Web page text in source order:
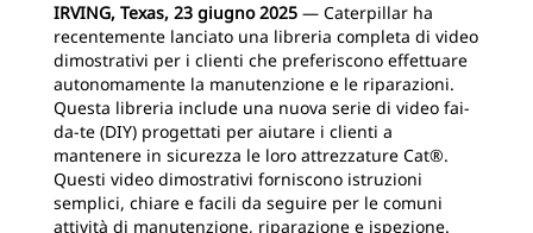
IRVING, Texas, 23 giugno 2025 ― Caterpillar ha
recentemente lanciato una libreria completa di video
dimostrativi per i clienti che preferiscono effettuare
autonomamente la manutenzione e le riparazioni.
Questa libreria include una nuova serie di video fai-
da-te (DIY) progettati per aiutare i clienti a
mantenere in sicurezza le loro attrezzature Cat®.
Questi video dimostrativi forniscono istruzioni
semplici, chiare e facili da seguire per le comuni
attività di manutenzione, riparazione e ispezione.